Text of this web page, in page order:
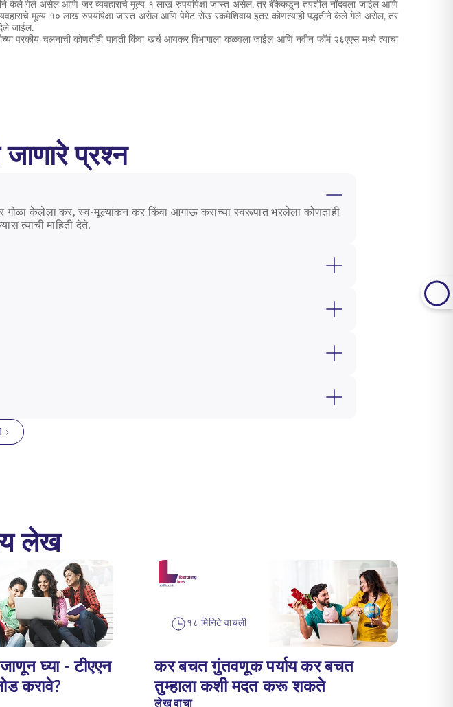
केले गेले असेल आणि जर व्यवहाराचे मूल्य १ लाख रुपयांपेक्षा जास्त असेल, तर बँकेकडून तपशील नोंदवला जाईल आणि
मूल्य १० लाख रुपयांपेक्षा जास्त असेल आणि पेमेंट रोख रकमेशिवाय इतर कोणत्याही पद्धतीने केले गेले असेल, तर
जाईल.
परकीय चलनाची कोणतीही पावती किंवा खर्च आयकर विभागाला कळवला जाईल आणि नवीन फॉर्म २६एएस मध्ये त्याचा
जाणारे प्रश्न
गोळा केलेला कर, स्व-मूल्यांकन कर किंवा आगाऊ कराच्या स्वरूपात भरलेला कोणताही
त्याची माहिती देते.
लेख
घ्या - टीएएन
करावे?
१८ मिनिटे वाचली
कर बचत गुंतवणूक पर्याय कर बचत
तुम्हाला कशी मदत करू शकते
लेख वाचा